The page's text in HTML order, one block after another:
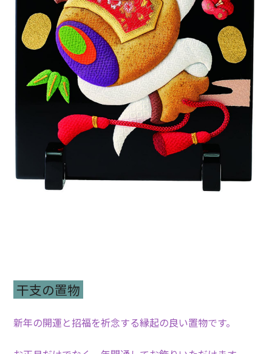
干支の置物
新年の開運と招福を祈念する縁起の良い置物です。